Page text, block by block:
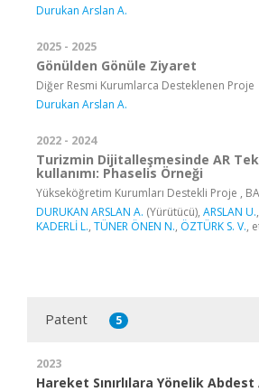
Durukan Arslan A.
2025 - 2025
Gönülden Gönüle Ziyaret
Diğer Resmi Kurumlarca Desteklenen Proje
Durukan Arslan A.
2022 - 2024
Turizmin Dijitalleşmesinde AR
kullanımı: Phaselis Örneği
Yükseköğretim Kurumları Destekli Proje ,
DURUKAN ARSLAN A. (Yürütücü), ARSLAN U.,
KADERLİ L., TÜNER ÖNEN N., ÖZTÜRK S. V.,
Patent 5
2023
Hareket Sınırlılara Yönelik